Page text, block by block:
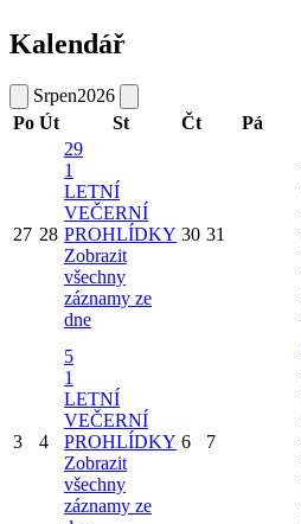
Kalendář
Srpen2026
Po Út St Čt Pá
27 28
29
1
LETNÍ
VEČERNÍ
PROHLÍDKY
Zobrazit
všechny
záznamy ze
dne
30 31
3 4
5
1
LETNÍ
VEČERNÍ
PROHLÍDKY
Zobrazit
všechny
záznamy ze
6 7